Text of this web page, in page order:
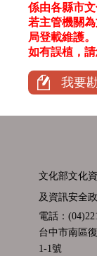
係由各縣市
若主管機關
局登載維護。
如有誤植，
我要
文化部文化
及資訊安全
電話：
台中市南區
1-1號